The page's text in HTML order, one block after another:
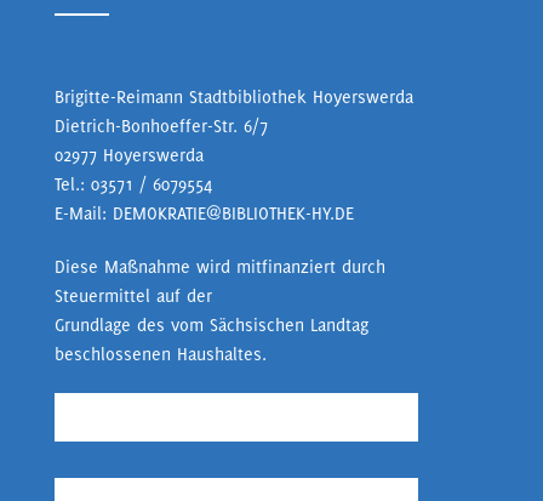
Brigitte-Reimann Stadtbibliothek Hoyerswerda
Dietrich-Bonhoeffer-Str. 6/7
02977 Hoyerswerda
Tel.: 03571 / 6079554
E-Mail: DEMOKRATIE@BIBLIOTHEK-HY.DE
Diese Maßnahme wird mitfinanziert durch
Steuermittel auf der
Grundlage des vom Sächsischen Landtag
beschlossenen Haushaltes.